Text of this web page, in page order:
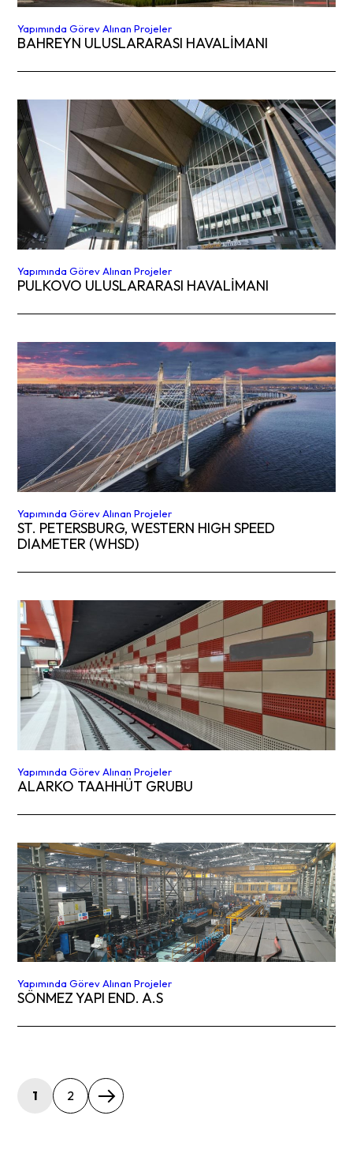
Yapımında Görev Alınan Projeler
BAHREYN ULUSLARARASI HAVALİMANI
Yapımında Görev Alınan Projeler
PULKOVO ULUSLARARASI HAVALİMANI
Yapımında Görev Alınan Projeler
ST. PETERSBURG, WESTERN HIGH SPEED
DIAMETER (WHSD)
Yapımında Görev Alınan Projeler
ALARKO TAAHHÜT GRUBU
Yapımında Görev Alınan Projeler
SÖNMEZ YAPI END. A.S
1 2